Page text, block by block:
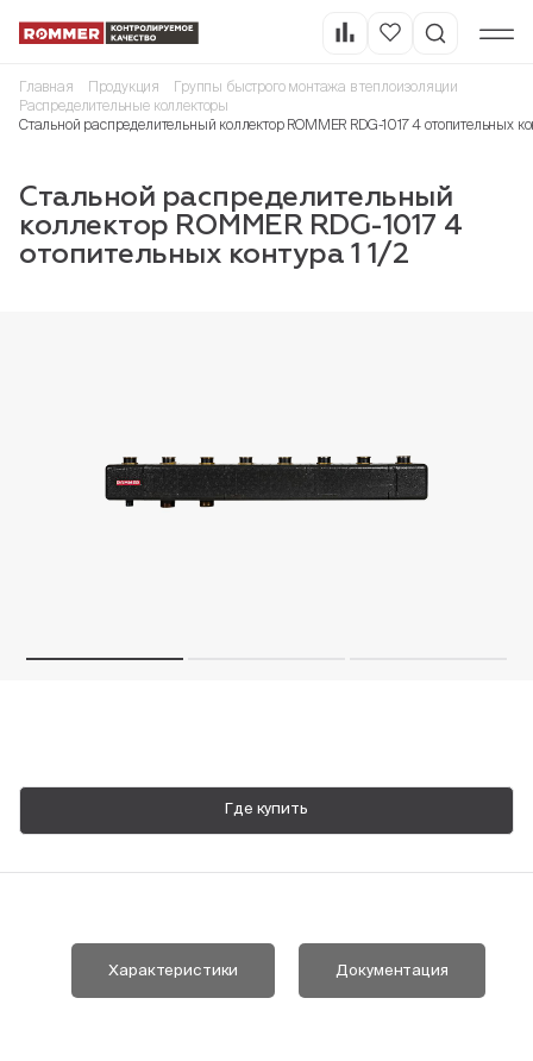
Главная Продукция
Группы быстрого монтажа в теплоизоляции
Распределительные коллекторы
Стальной распределительный коллектор ROMMER RDG-1017 4 отопительных
Стальной распределительный
коллектор ROMMER RDG-1017 4
отопительных контура 1 1/2
Где купить
Характеристики Документация